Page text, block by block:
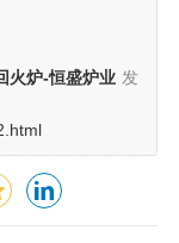
火炉-恒盛炉业 发